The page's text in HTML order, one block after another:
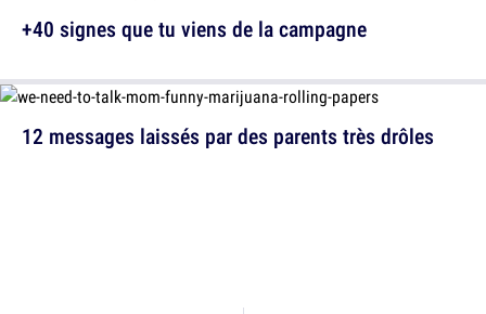
12 messages laissés par des parents très drôles
+40 signes que tu viens de la campagne